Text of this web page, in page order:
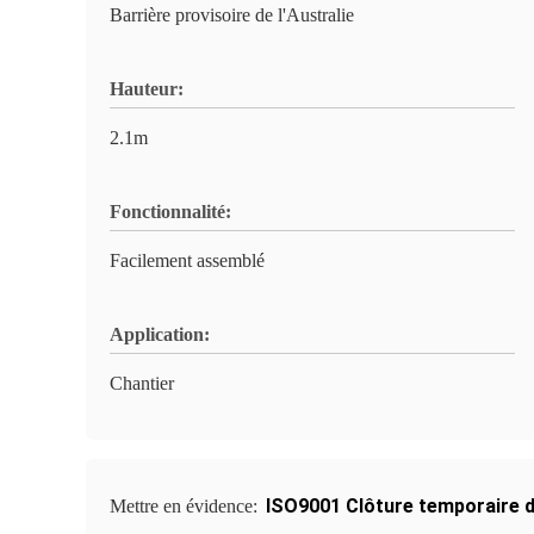
Barrière provisoire de l'Australie
Hauteur:
2.1m
Fonctionnalité:
Facilement assemblé
Application:
Chantier
Mettre en évidence: ISO9001 Clôture temporaire